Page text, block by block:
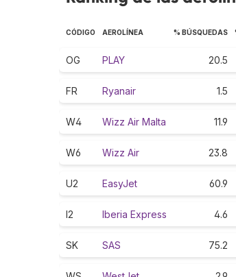
CÓDIGO AEROLÍNEA % BÚSQUEDAS
OG PLAY 20.5
FR Ryanair 1.5
W4 Wizz Air Malta 11.9
W6 Wizz Air 23.8
U2 EasyJet 60.9
I2 Iberia Express 4.6
SK SAS 75.2